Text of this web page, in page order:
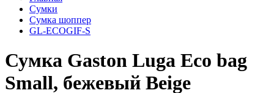
Сумки
Сумка шоппер
GL-ECOGIF-S
Сумка Gaston Luga Eco bag
Small, бежевый Beige